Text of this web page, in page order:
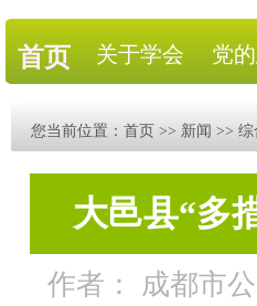
首页 关于学会 党
您当前位置： 首页 >> 新闻 >> 综
大邑县“多
作者： 成都市